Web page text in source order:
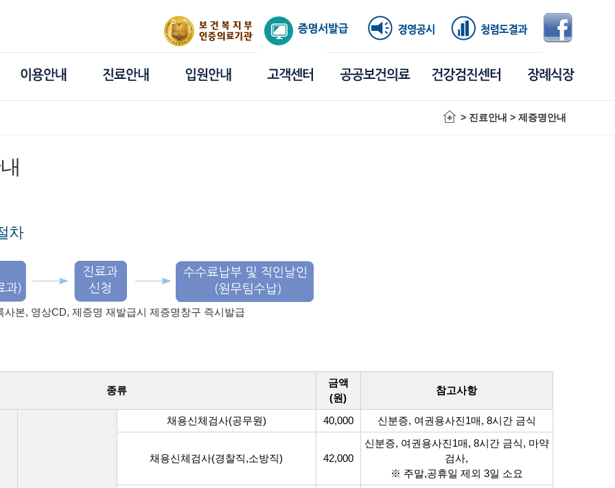
> 진료안내 > 제증명안내
차
본, 영상CD, 제증명 재발급시 제증명창구 즉시발급
종류
금액
(원)
참고사항
채용신체검사(공무원) 40,000 신분증, 여권용사진1매, 8시간 금식
채용신체검사(경찰직,소방직) 42,000
신분증, 여권용사진1매, 8시간 금식, 마약
검사,
※ 주말,공휴일 제외 3일 소요